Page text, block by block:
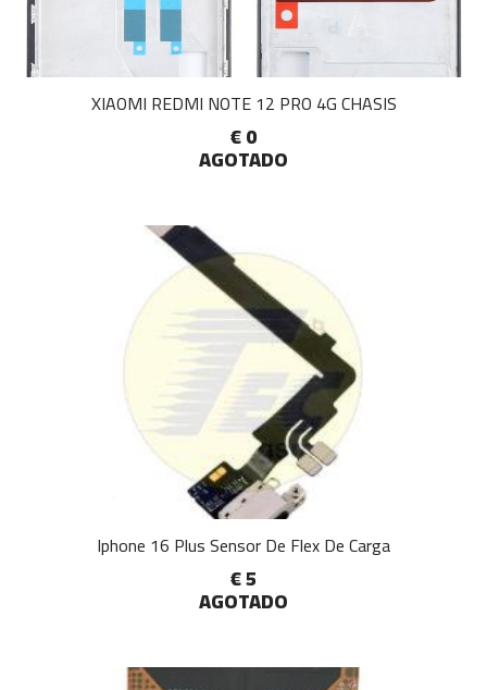
XIAOMI REDMI NOTE 12 PRO 4G CHASIS
€ 0
AGOTADO
Iphone 16 Plus Sensor De Flex De Carga
€ 5
AGOTADO